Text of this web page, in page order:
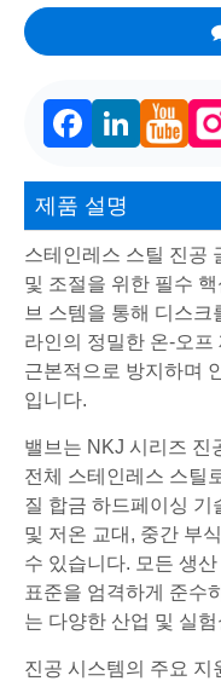
FacebookLinkedIn
제품 설명
스테인레스 스틸 진공
및 조절을 위한 필수
브 스템을 통해 디스
라인의 정밀한 온-오
근본적으로 방지하며
입니다.
밸브는 NKJ 시리즈 진
전체 스테인레스 스틸
질 합금 하드페이싱 기
및 저온 교대, 중간 부
수 있습니다. 모든 생
표준을 엄격하게 준수
는 다양한 산업 및 실
진공 시스템의 주요 지